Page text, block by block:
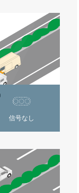
信号なし